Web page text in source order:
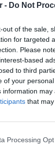
- Do Not
out of the sale,
for targeted
Please
based
to third
of your
information
that
Processing